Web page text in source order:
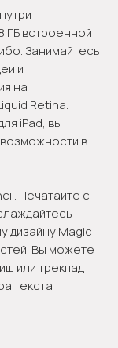
ГБ встроенной
Занимайтесь
и
на
Retina.
iPad, вы
в
Печатайте с
дизайну Magic
Вы можете
или трекпад
текста